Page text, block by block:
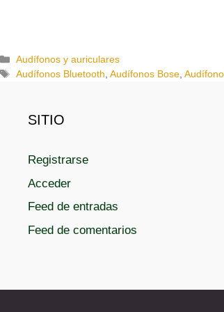
C
a
Audífonos y auriculares
E
Audífonos Bluetooth,Audífonos Bose,
SITIO
Registrarse
Acceder
Feed de entradas
Feed de comentarios